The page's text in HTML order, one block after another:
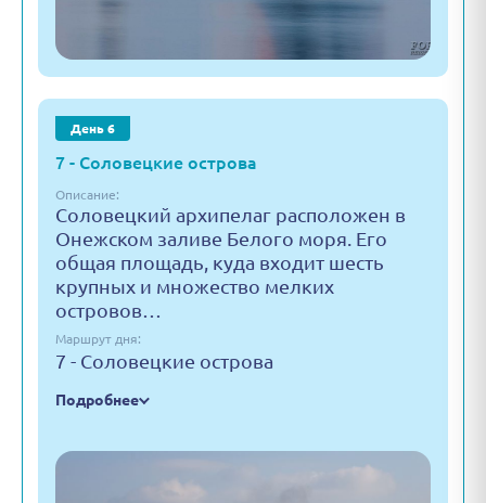
День 6
7 - Соловецкие острова
Описание:
Соловецкий архипелаг расположен в
Онежском заливе Белого моря. Его
общая площадь, куда входит шесть
крупных и множество мелких
островов…
Маршрут дня:
7 - Соловецкие острова
Подробнее